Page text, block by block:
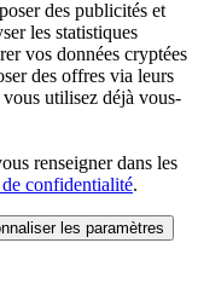
des publicités et
les statistiques
vos données cryptées
des offres via leurs
utilisez déjà vous-
renseigner dans les
confidentialité.
les paramètres